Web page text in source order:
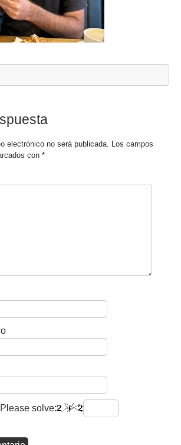
electrónico no será publicada. Los campos
con *
solve: